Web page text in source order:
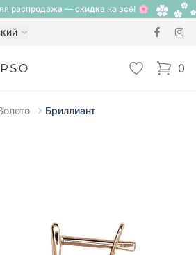
распродажа — скидка на всё! 🌸
Избранное
0
items
Бриллиант